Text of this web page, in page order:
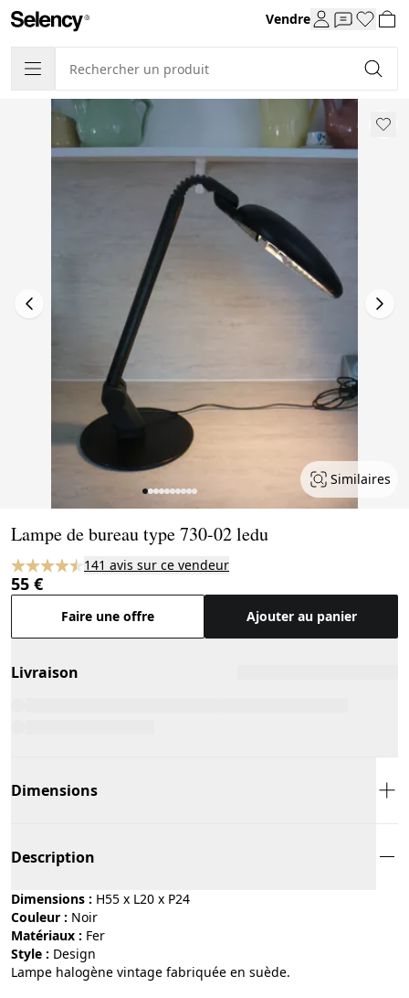
Vendre
Similaires
Lampe de bureau type 730-02 ledu
141 avis sur ce vendeur
55 €
Faire une offre Ajouter au panier
Livraison
Dimensions
Description
Dimensions : H55 x L20 x P24
Couleur :
noir
Matériaux :
fer
Style :
design
Lampe halogène vintage fabriquée en suède.